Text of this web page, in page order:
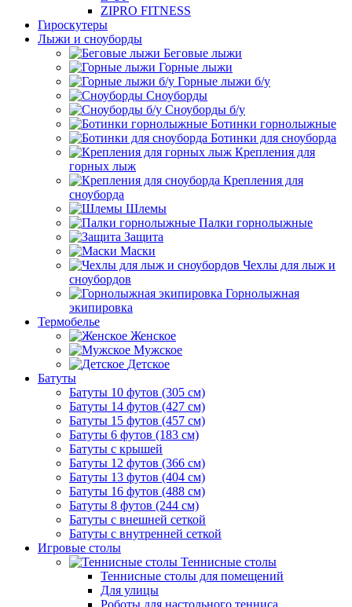
ZIPRO FITNESS
Гироскутеры
Лыжи и сноуборды
Беговые лыжи
Горные лыжи
Горные лыжи б/у
Сноуборды
Сноуборды б/у
Ботинки горнолыжные
Ботинки для сноуборда
Крепления для
горных лыж
Крепления для
сноуборда
Шлемы
Палки горнолыжные
Защита
Маски
Чехлы для лыж и
сноубордов
Горнолыжная
экипировка
Термобелье
Женское
Мужское
Детское
Батуты
Батуты 10 футов (305 см)
Батуты 14 футов (427 см)
Батуты 15 футов (457 см)
Батуты 6 футов (183 см)
Батуты с крышей
Батуты 12 футов (366 см)
Батуты 13 футов (404 см)
Батуты 16 футов (488 см)
Батуты 8 футов (244 см)
Батуты с внешней сеткой
Батуты с внутренней сеткой
Игровые столы
Теннисные столы
Теннисные столы для помещений
Для улицы
Роботы для настольного тенниса